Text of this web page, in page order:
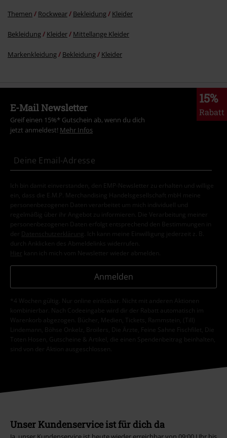
Themen Rockwear Bekleidung Kleider
Bekleidung Kleider Mittellange Kleider
Markenkleidung Bekleidung Kleider
15%
Rabatt
E-Mail Newsletter
Greif einen 15%* Gutschein ab, wenn du dich
jetzt anmeldest! Mehr Infos
Ich bin damit einverstanden, den EMP-Newsletter zu erhalten und willige
ein, dass die E.M.P. Merchandising Handelsgesellschaft mbH meine
personenbezogenen Daten verarbeitet um mich individuell und
regelmäßig über ihr Angebot zu informieren. Die Verarbeitung meiner
personenbezogenen Daten erfolgt entsprechend den Bestimmungen in
der
Datenschutzerklärung
. Ich kann meine Einwilligung jederzeit z. B.
durch Anklicken des Abmeldelinks widerrufen.
Hier kann ich mich vom Newsletter wieder abmelden.
Anmelden
*4 Wochen gültig. Nur online einlösbar. Nicht mit anderen Aktionen
kombinierbar. Nach Codeeingabe wird dir der Rabatt automatisch im
Warenkorb abgezogen. Bücher, Medien, Tickets, Rammstein, (Till)
Lindemann, Böhse Onkelz, Broilers, Die Ärzte, Feine Sahne Fischfilet, Die
Toten Hosen, Gutscheine & Artikel, die einen Spendenbeitrag beinhalten,
sind von der Aktion ausgeschlossen.
Unser Kundenservice ist für dich da